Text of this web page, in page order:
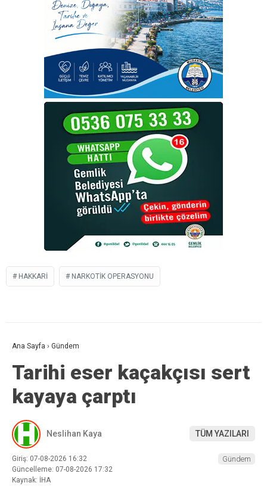
HAKKARI NARKOTIK OPERASYONU
Ana Sayfa › Gündem
Tarihi eser kaçakçısı sert
kayaya çarptı
Neslihan Kaya TÜM YAZILARI
Giriş: 07-08-2026 16:32
Güncelleme: 07-08-2026 17:32
Kaynak: İHA
Gündem